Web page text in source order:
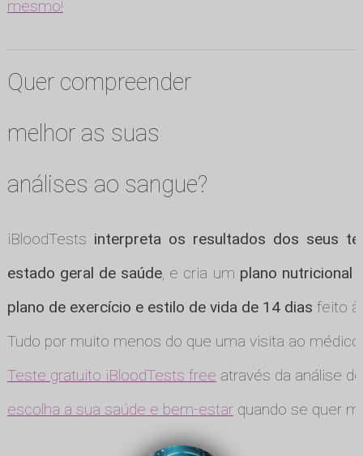
mesmo!
Quer compreender
melhor as suas
análises ao sangue?
iBloodTests interpreta os resultados dos seus
estado geral de saúde, e cria um plano nutricional
plano de exercício e estilo de vida de 14 dias feito à
Tudo por muito menos do que uma visita ao médico.
Teste gratuito iBloodTests free através da análise
escolha a sua saúde e bem-estarquando se quer